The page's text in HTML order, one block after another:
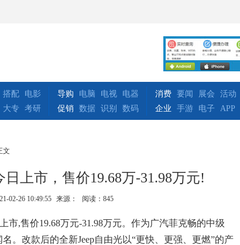
搭配
电影
大专 考研
导购 电脑 电视
电器
促销
数据 识别 数码
消费 要闻 展会
活动
企业
手游 电子 APP
文
日上市，售价19.68万-31.98万元!
02-26 10:49:55 来源： 阅读：845
市,售价19.68万元-31.98万元。作为广汽菲克畅的中级
。改款后的全新Jeep自由光以“更快、更强、更燃”的产